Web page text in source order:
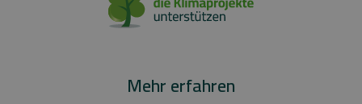
Mehr erfahren